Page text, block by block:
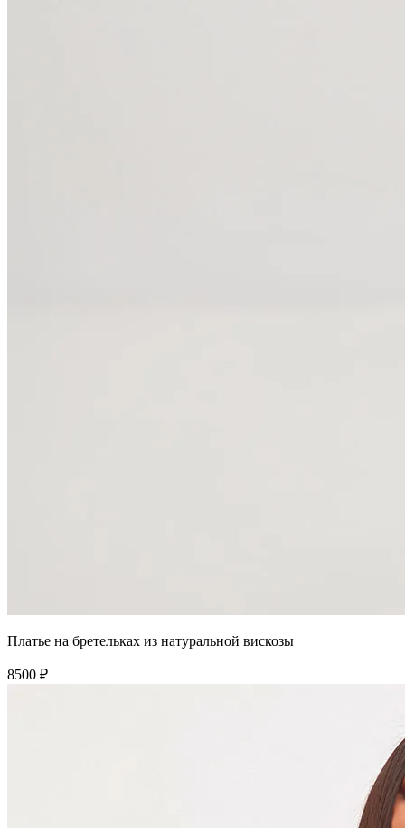
Платье на бретельках из натуральной вискозы
8500 ₽